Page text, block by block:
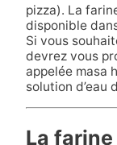
pizza). La
disponible
Si vous
devrez vous
appelée masa
solution d’eau
La